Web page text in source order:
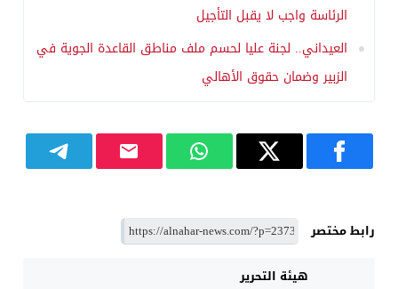
الرئاسة واجب لا يقبل التأجيل
العيداني.. لجنة عليا لحسم ملف مناطق القاعدة الجوية في
الزبير وضمان حقوق الأهالي
رابط مختصر
هيئة التحرير